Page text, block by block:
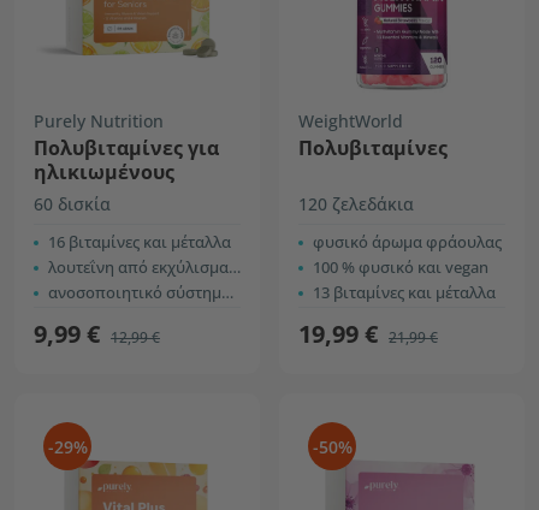
Purely Nutrition
Πολυβιταμίνες για
ηλικιωμένους
60 δισκία
16 βιταμίνες και μέταλλα
λουτεΐνη από εκχύλισμα ταγέτη
ανοσοποιητικό σύστημα, μύες και όραση
9,99 € 12,99 €
WeightWorld
Πολυβιταμίνες
120 ζελεδάκια
φυσικό άρωμα φράουλας
100 % φυσικό και vegan
13 βιταμίνες και μέταλλα
19,99 € 21,99 €
-29% -50%